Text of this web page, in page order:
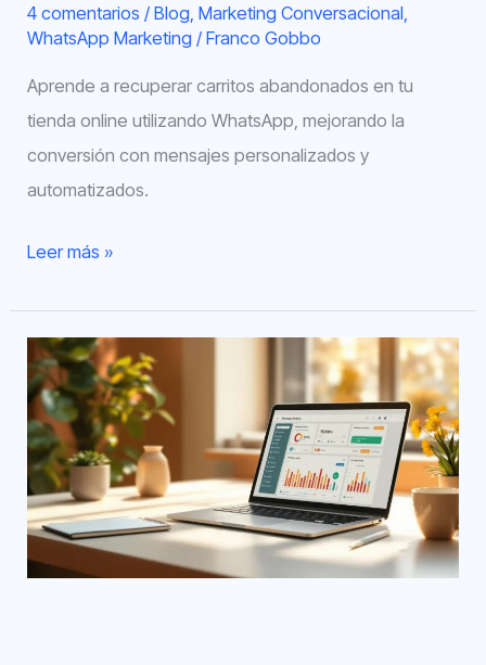
4 comentarios /Blog ,Marketing Conversacional
WhatsApp Marketing /Franco Gobbo
Aprende a recuperar carritos abandonados en tu
tienda online utilizando WhatsApp, mejorando la
conversión con mensajes personalizados y
automatizados.
Leer más »
Métricas
Clave
para
Analizar
Feedback
en
WhatsApp